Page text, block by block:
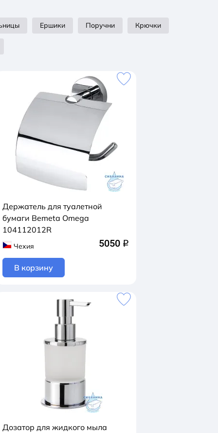
Ершики Поручни Крючки
Держатель для туалетной
бумаги Bemeta Omega
104112012R
Чехия 5050 q
В корзину
Дозатор для жидкого мыла